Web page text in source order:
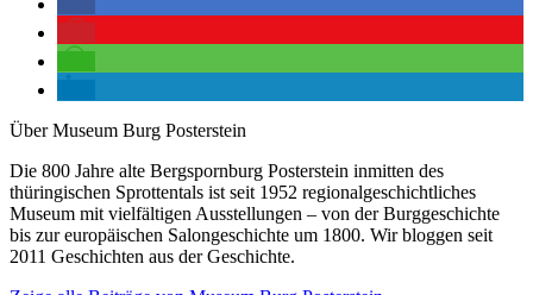
Über Museum Burg Posterstein
Die 800 Jahre alte Bergspornburg Posterstein inmitten des
thüringischen Sprottentals ist seit 1952 regionalgeschichtliches
Museum mit vielfältigen Ausstellungen – von der Burggeschichte
bis zur europäischen Salongeschichte um 1800. Wir bloggen seit
2011 Geschichten aus der Geschichte.